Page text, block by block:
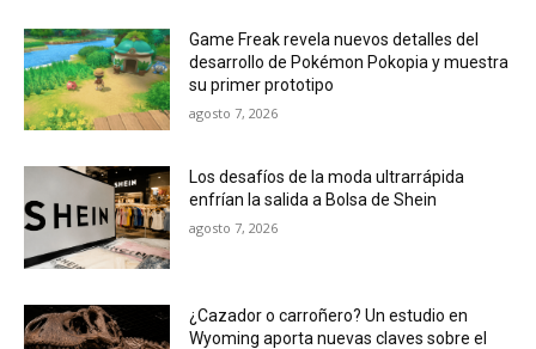
Game Freak revela nuevos detalles del
desarrollo de Pokémon Pokopia y muestra
su primer prototipo
agosto 7, 2026
Los desafíos de la moda ultrarrápida
enfrían la salida a Bolsa de Shein
agosto 7, 2026
¿Cazador o carroñero? Un estudio en
Wyoming aporta nuevas claves sobre el